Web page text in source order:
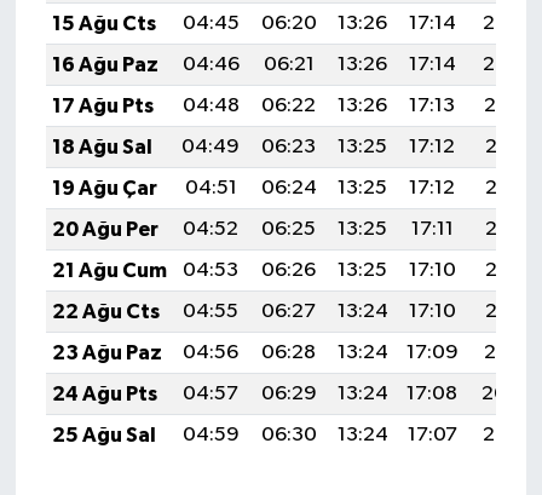
15 Ağu Cts
04:45 06:20 13:26 17:14
20:22
16 Ağu Paz
04:46 06:21 13:26 17:14
20:20
17 Ağu Pts
04:48 06:22 13:26 17:13
20:19
18 Ağu Sal
04:49 06:23 13:25 17:12
20:18
19 Ağu Çar
04:51 06:24 13:25 17:12
20:16
20 Ağu Per
04:52 06:25 13:25 17:11
20:15
21 Ağu Cum
04:53 06:26 13:25 17:10
20:13
22 Ağu Cts
04:55 06:27 13:24 17:10
20:12
23 Ağu Paz
04:56 06:28 13:24 17:09
20:10
24 Ağu Pts
04:57 06:29 13:24 17:08
20:09
25 Ağu Sal
04:59 06:30 13:24 17:07 20:07